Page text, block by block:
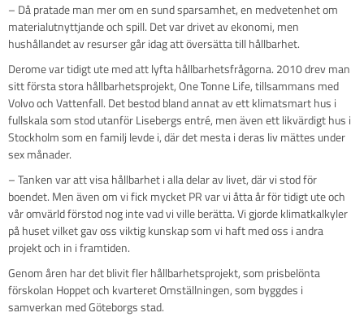
– Då pratade man mer om en sund sparsamhet, en medvetenhet om
materialutnyttjande och spill. Det var drivet av ekonomi, men
hushållandet av resurser går idag att översätta till hållbarhet.
Derome var tidigt ute med att lyfta hållbarhetsfrågorna. 2010 drev man
sitt första stora hållbarhetsprojekt, One Tonne Life, tillsammans med
Volvo och Vattenfall. Det bestod bland annat av ett klimatsmart hus i
fullskala som stod utanför Lisebergs entré, men även ett likvärdigt hus i
Stockholm som en familj levde i, där det mesta i deras liv mättes under
sex månader.
– Tanken var att visa hållbarhet i alla delar av livet, där vi stod för
boendet. Men även om vi fick mycket PR var vi åtta år för tidigt ute och
vår omvärld förstod nog inte vad vi ville berätta. Vi gjorde klimatkalkyler
på huset vilket gav oss viktig kunskap som vi haft med oss i andra
projekt och in i framtiden.
Genom åren har det blivit fler hållbarhetsprojekt, som prisbelönta
förskolan Hoppet och kvarteret Omställningen, som byggdes i
samverkan med Göteborgs stad.